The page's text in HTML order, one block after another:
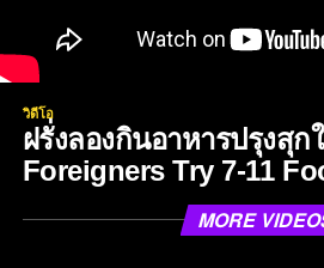
วิดีโอ
ฝรั่งลองกินอาหารปรุงสุก
Foreigners Try 7-11
MORE